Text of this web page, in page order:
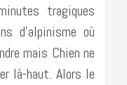
tragiques
d’alpinisme où
mais Chien ne
là-haut. Alors le